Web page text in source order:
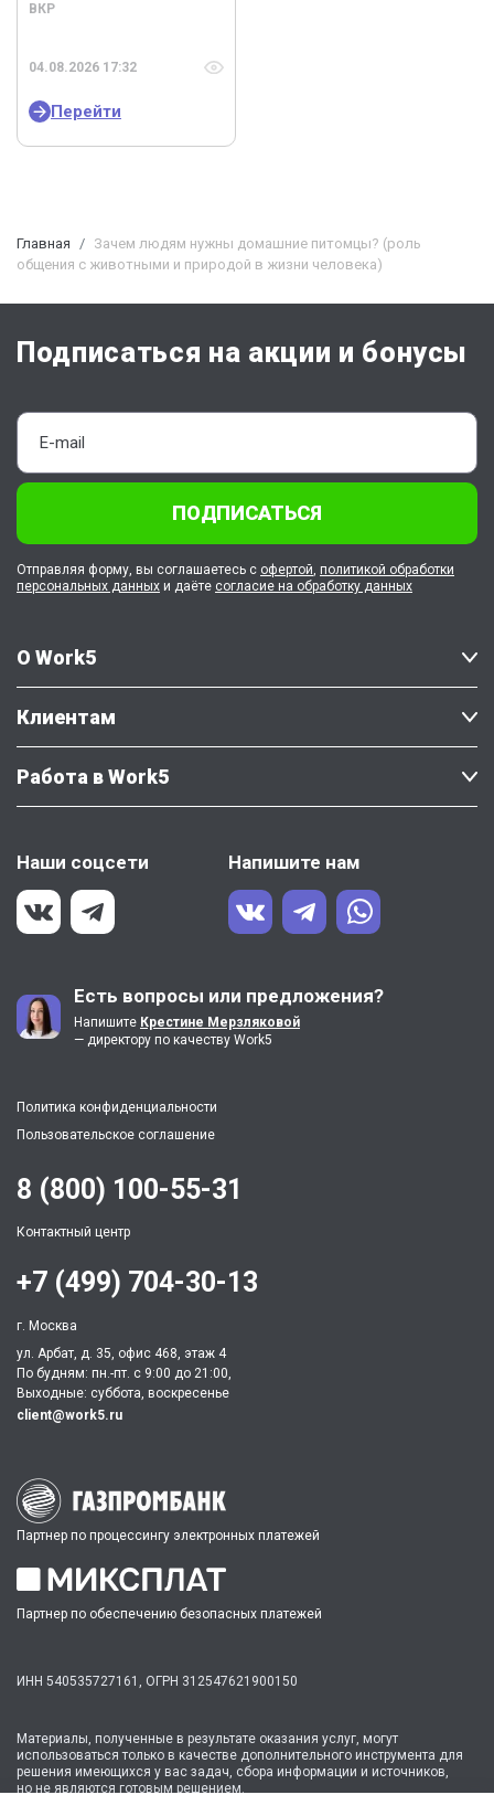
ВКР
04.08.2026 17:32
Перейти
Главная
Зачем людям нужны домашние питомцы? (роль
общения с животными и природой в жизни человека)
О Work5
Клиентам
Работа в Work5
Наши соцсети Напишите нам
Есть вопросы или предложения?
Напишите Крестине Мерзляковой
— директору по качеству Work5
Политика конфиденциальности
Пользовательское соглашение
Подписаться на акции и бонусы
ПОДПИСАТЬСЯ
Отправляя форму, вы соглашаетесь с офертой, политикой обработки
персональных данных и даёте согласие на обработку данных
Партнер по процессингу электронных платежей
Партнер по обеспечению безопасных платежей
ИНН 540535727161, ОГРН 312547621900150
8 (800) 100-55-31
Контактный центр
+7 (499) 704-30-13
г. Москва
ул. Арбат, д. 35, офис 468, этаж 4
По будням: пн.-пт. c 9:00 до 21:00,
Выходные: суббота, воскресенье
client@work5.ru
Материалы, полученные в результате оказания услуг, могут
использоваться только в качестве дополнительного инструмента для
решения имеющихся у вас задач, сбора информации и источников,
но не являются готовым решением.